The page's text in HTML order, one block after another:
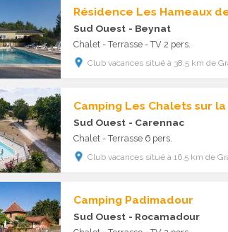
Résidence Les Hameaux
Sud Ouest - Beynat
Chalet - Terrasse - TV 2 pers.
Club vacances situé à 38.5 km de
Sud Ouest - Carennac
Chalet - Terrasse 6 pers.
Club vacances situé à 16.5 km de
Camping Padimadour
Sud Ouest - Rocamadour